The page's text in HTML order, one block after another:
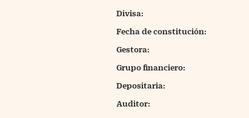
Divisa:
Fecha de constitución:
Gestora:
Grupo financiero:
Depositaria:
Auditor: